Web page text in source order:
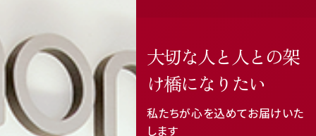
大切な人と人との架
け橋になりたい
私たちが心を込めてお届けいた
します